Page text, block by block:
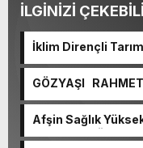
İLGİNİZİ
İklim Dirençli
GÖZYAŞI
Afşin Sağlık
Okulunda görev